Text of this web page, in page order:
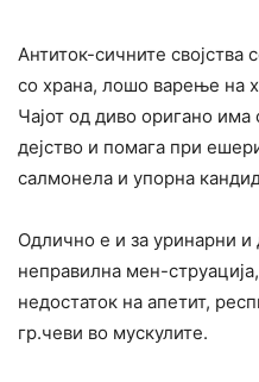
Антиток-сичните својства
со храна, лошо варење на
Чајот од диво оригано има
дејство и помага при
салмонела и упорна
Одлично е и за уринарни
неправилна мен-
недостаток на апетит,
гр.чеви во мускулите.